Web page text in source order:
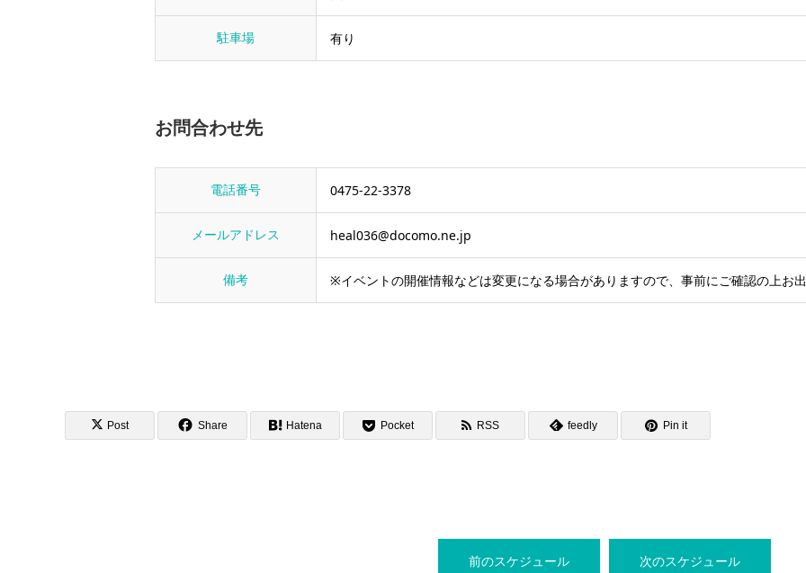
駐車場 有り
お問合わせ先
電話番号 0475-22-3378
メールアドレス heal036@docomo.ne.jp
備考 ※イベントの開催情報などは変更になる場合がありますので、事前にご確認の上お出
Post Share Hatena Pocket RSS feedly Pin it
前のスケジュール 次のスケジュール